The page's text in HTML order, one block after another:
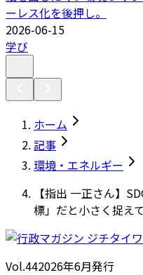
ーレス化を後押し。
2026-06-15
学び
ホーム
記事
環境・エネルギー
【指出 一正さん】
標」だと小さく捉えて
Vol.442026年6月発行